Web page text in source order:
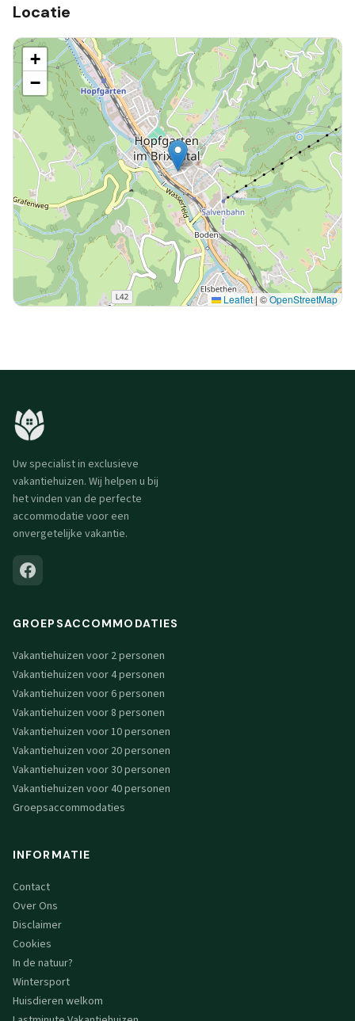
Locatie
+
−
Leaflet|©OpenStreetMap
Uw specialist in exclusieve
vakantiehuizen. Wij helpen u bij
het vinden van de perfecte
accommodatie voor een
onvergetelijke vakantie.
GROEPSACCOMMODATIES
Vakantiehuizen voor 2 personen
Vakantiehuizen voor 4 personen
Vakantiehuizen voor 6 personen
Vakantiehuizen voor 8 personen
Vakantiehuizen voor 10 personen
Vakantiehuizen voor 20 personen
Vakantiehuizen voor 30 personen
Vakantiehuizen voor 40 personen
Groepsaccommodaties
INFORMATIE
Contact
Over Ons
Disclaimer
Cookies
In de natuur?
Wintersport
Huisdieren welkom